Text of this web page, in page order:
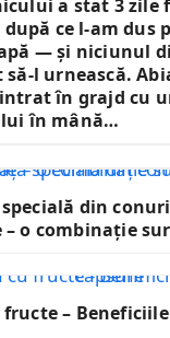
a stat 3 zile
ce l-am dus
— și niciunul
să-l urnească.
în grajd cu
în mână…
din
– o combinație
fructe –